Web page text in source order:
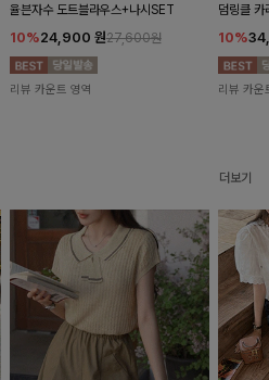
율븐자수 도트블라우스+나시SET
10%24,900 원27,600원
리뷰 카운트 영역
덤링클 카
10%
리뷰 카운
더보기